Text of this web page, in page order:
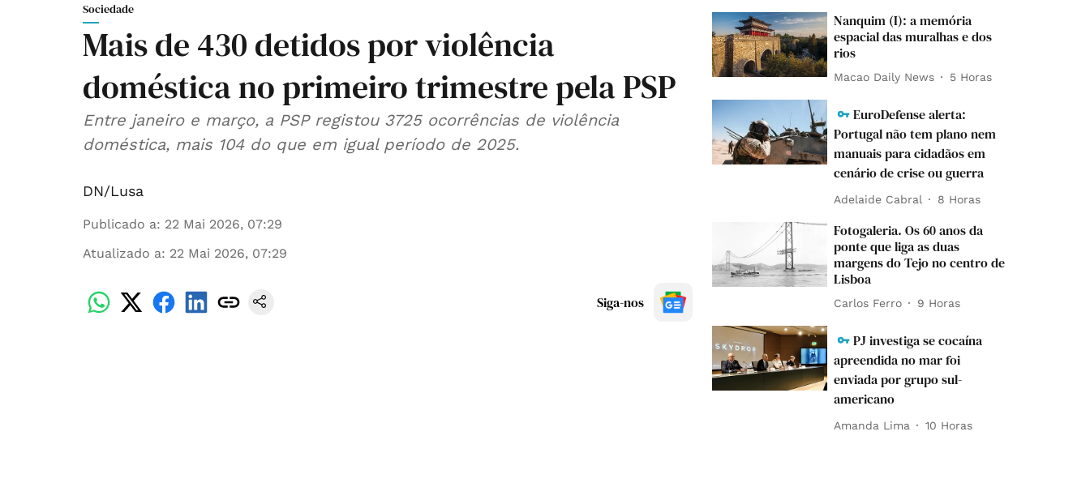
Sociedade
Mais de 430 detidos por violência
doméstica no primeiro trimestre pela PSP
Entre janeiro e março, a PSP registou 3725 ocorrências de violência
doméstica, mais 104 do que em igual período de 2025.
DN/Lusa
Publicado a: 22 Mai 2026, 07:29
Atualizado a: 22 Mai 2026, 07:29
Siga-nos
Nanquim (I): a memória
espacial das muralhas e dos
rios
Macao Daily News 5 Horas
EuroDefense alerta:
Portugal não tem plano nem
manuais para cidadãos em
cenário de crise ou guerra
Adelaide Cabral 8 Horas
Fotogaleria. Os 60 anos da
ponte que liga as duas
margens do Tejo no centro de
Lisboa
Carlos Ferro 9 Horas
PJ investiga se cocaína
apreendida no mar foi
enviada por grupo sul-
americano
Amanda Lima 10 Horas